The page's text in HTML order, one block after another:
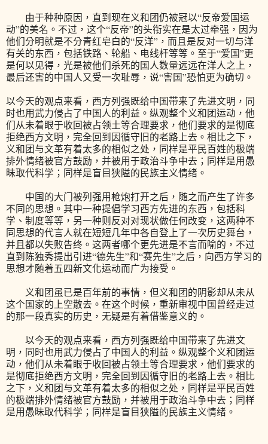
由于种种原因，直到现在义和团仍被冠以“反帝爱国运
动”的美名。不过，这个“反帝”的头衔实在是太过牵强，因为
他们分明就是不分青红皂白的“反洋”，而且是反对一切与洋
有关的东西，包括铁路、轮船、电线杆等等。至于“爱国”更
是何以见得，光是被他们杀死的国人数量远远在洋人之上，
最后还害的中国人又受一次耻辱，说“害国”恐怕更为确切。
以今天的观点来看，西方列强既给中国带来了先进文明，同
时也用武力侵占了中国人的利益。纵观整个义和团运动，他
们从未着眼于收回被占领土等合理要求，他们要求的是彻底
拒绝西方文明，完全回到因循守旧的老路上去。相比之下，
义和团与文革有着太多的相似之处，同样是平民百姓的极端
排外情绪被官方鼓励，并被用于政治斗争中去；同样是用愚
昧取代科学；同样是盲目狭隘的民族主义情绪。
中国的大门被列强用枪炮打开之后，随之而产生了许多
不同的思想。其中一种提倡学习西方先进的东西，包括科
学、制度等等，另一种则反对对现状做任何改变，这两种不
同思想的代言人就在短短几年中各自登上了一次历史舞台，
并且都以失败告终。这两者哪个更先进是不言而喻的，不过
直到陈独秀提出引进“德先生”和“赛先生”之后，向西方学习的
思想才随着五四新文化运动而广为接受。
义和团虽已是百年前的事情，但义和团的阴影却从未从
这个国家的上空散去。在这个时候，重新审视中国曾经走过
的那一段真实的历史，无疑是有着借鉴意义的。
以今天的观点来看，西方列强既给中国带来了先进文
明，同时也用武力侵占了中国人的利益。纵观整个义和团运
动，他们从未着眼于收回被占领土等合理要求，他们要求的
是彻底拒绝西方文明，完全回到因循守旧的老路上去。相比
之下，义和团与文革有着太多的相似之处，同样是平民百姓
的极端排外情绪被官方鼓励，并被用于政治斗争中去；同样
是用愚昧取代科学；同样是盲目狭隘的民族主义情绪。